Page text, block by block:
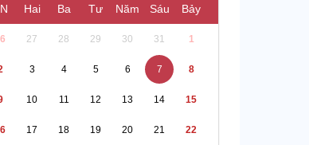
Hai Ba Tư Năm Sáu Bảy
27 28 29 30 31 1
3 4 5 6 7 8
10 11 12 13 14 15
17 18 19 20 21 22